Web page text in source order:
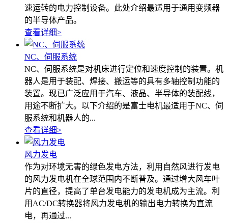
速运转的电力控制设备。此处介绍最适用于通用变频器
的半导体产品。
查看详细>
NC、伺服系统
NC、伺服系统是对机床进行定位和速度控制的装置。机
器人是用于装配、焊接、搬运等的具有多轴控制功能的
装置。现已广泛应用于汽车、液晶、半导体的装配线，
用途不断扩大。以下介绍的是富士电机最适用于NC、伺
服系统和机器人的...
查看详细>
风力发电
作为对环境无害的绿色发电方法，利用自然风进行发电
的风力发电机在全球范围内不断普及。通过增大风车叶
片的直径，提高了单台发电能力的发电机成为主流。利
用AC/DC转换器将风力发电机的输出电力转换为直流
电，再通过...